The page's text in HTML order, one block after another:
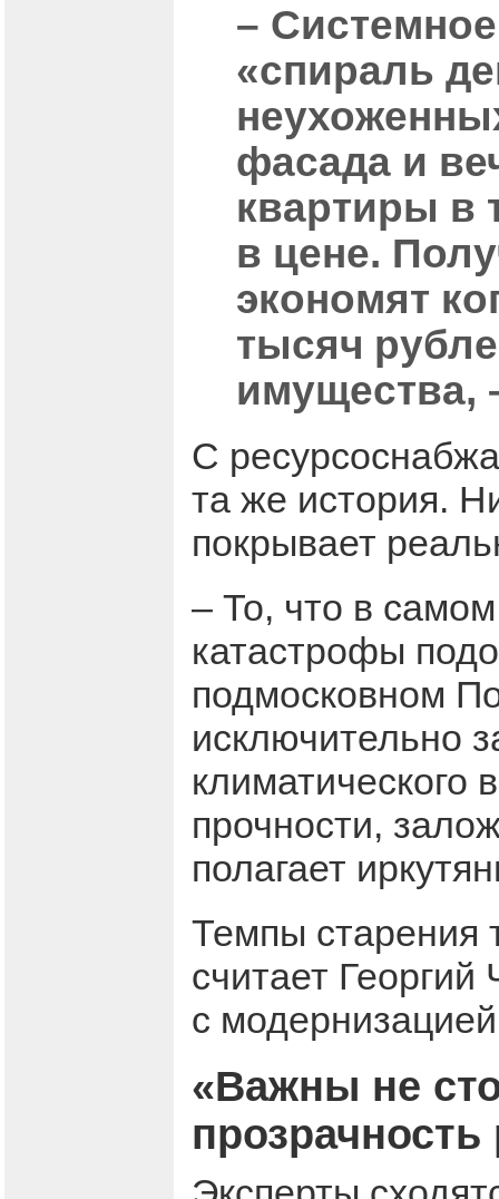
–
«спираль
фасада и
квартиры в
в цене.
экономят
тысяч
имущества,
С
та же история.
покрывает
– То, что в
катастрофы
подмосковном
исключительно
климатического
прочности,
полагает
Темпы старения
считает
с
«Важны не
прозрачность